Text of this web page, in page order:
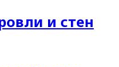
и стен